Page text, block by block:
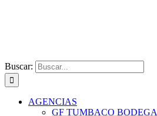
Buscar:
AGENCIAS
GF TUMBACO BODEGA